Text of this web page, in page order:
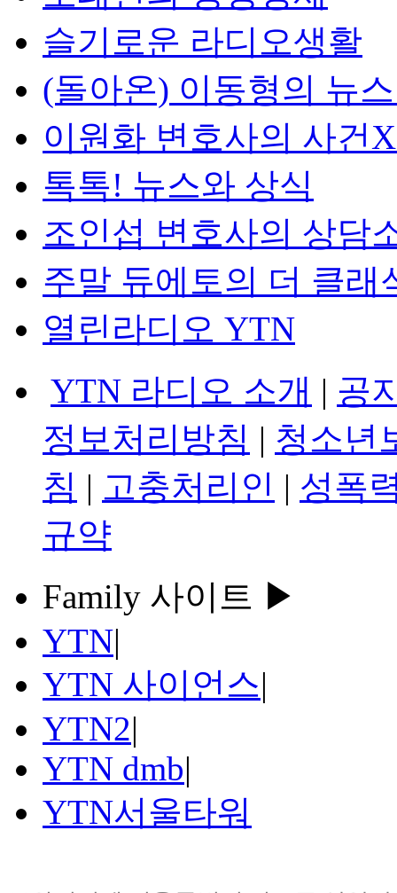
슬기로운 라디오생활
(돌아온) 이동형의 뉴
이원화 변호사의 사건
톡톡! 뉴스와 상식
조인섭 변호사의 상담
주말 듀에토의 더 클래
열린라디오 YTN
YTN 라디오 소개 | 공
정보처리방침 | 청소년
침 | 고충처리인 | 성폭
규약
Family 사이트 ▶
YTN|
YTN 사이언스|
YTN2|
YTN dmb|
YTN서울타워